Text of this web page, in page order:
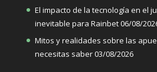
El impacto de la tecnología en el
inevitable para Rainbet06/08/
Mitos y realidades sobre las
necesitas saber03/08/2026